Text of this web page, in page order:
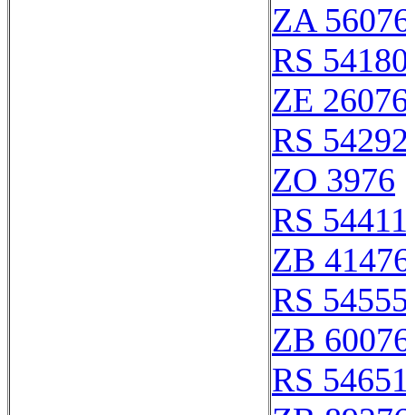
ZA
RS
ZE
RS
ZO 3976
RS
ZB
RS
ZB
RS